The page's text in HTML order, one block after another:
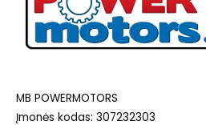
MB POWERMOTORS
Įmonės kodas: 307232303